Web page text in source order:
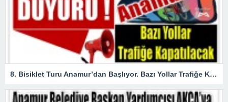
8. Bisiklet Turu Anamur’dan Başlıyor. Bazı Yollar Trafiğe Kapatılacak